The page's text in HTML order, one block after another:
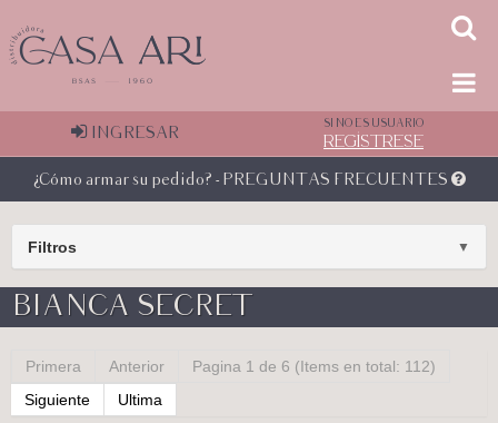
INGRESAR
SI NO ES USUARIO
REGÍSTRESE
¿Cómo armar su pedido? - PREGUNTAS FRECUENTES
Filtros ▼
BIANCA SECRET
Primera Anterior
Pagina 1 de 6 (Items en total: 112)
Siguiente
Ultima